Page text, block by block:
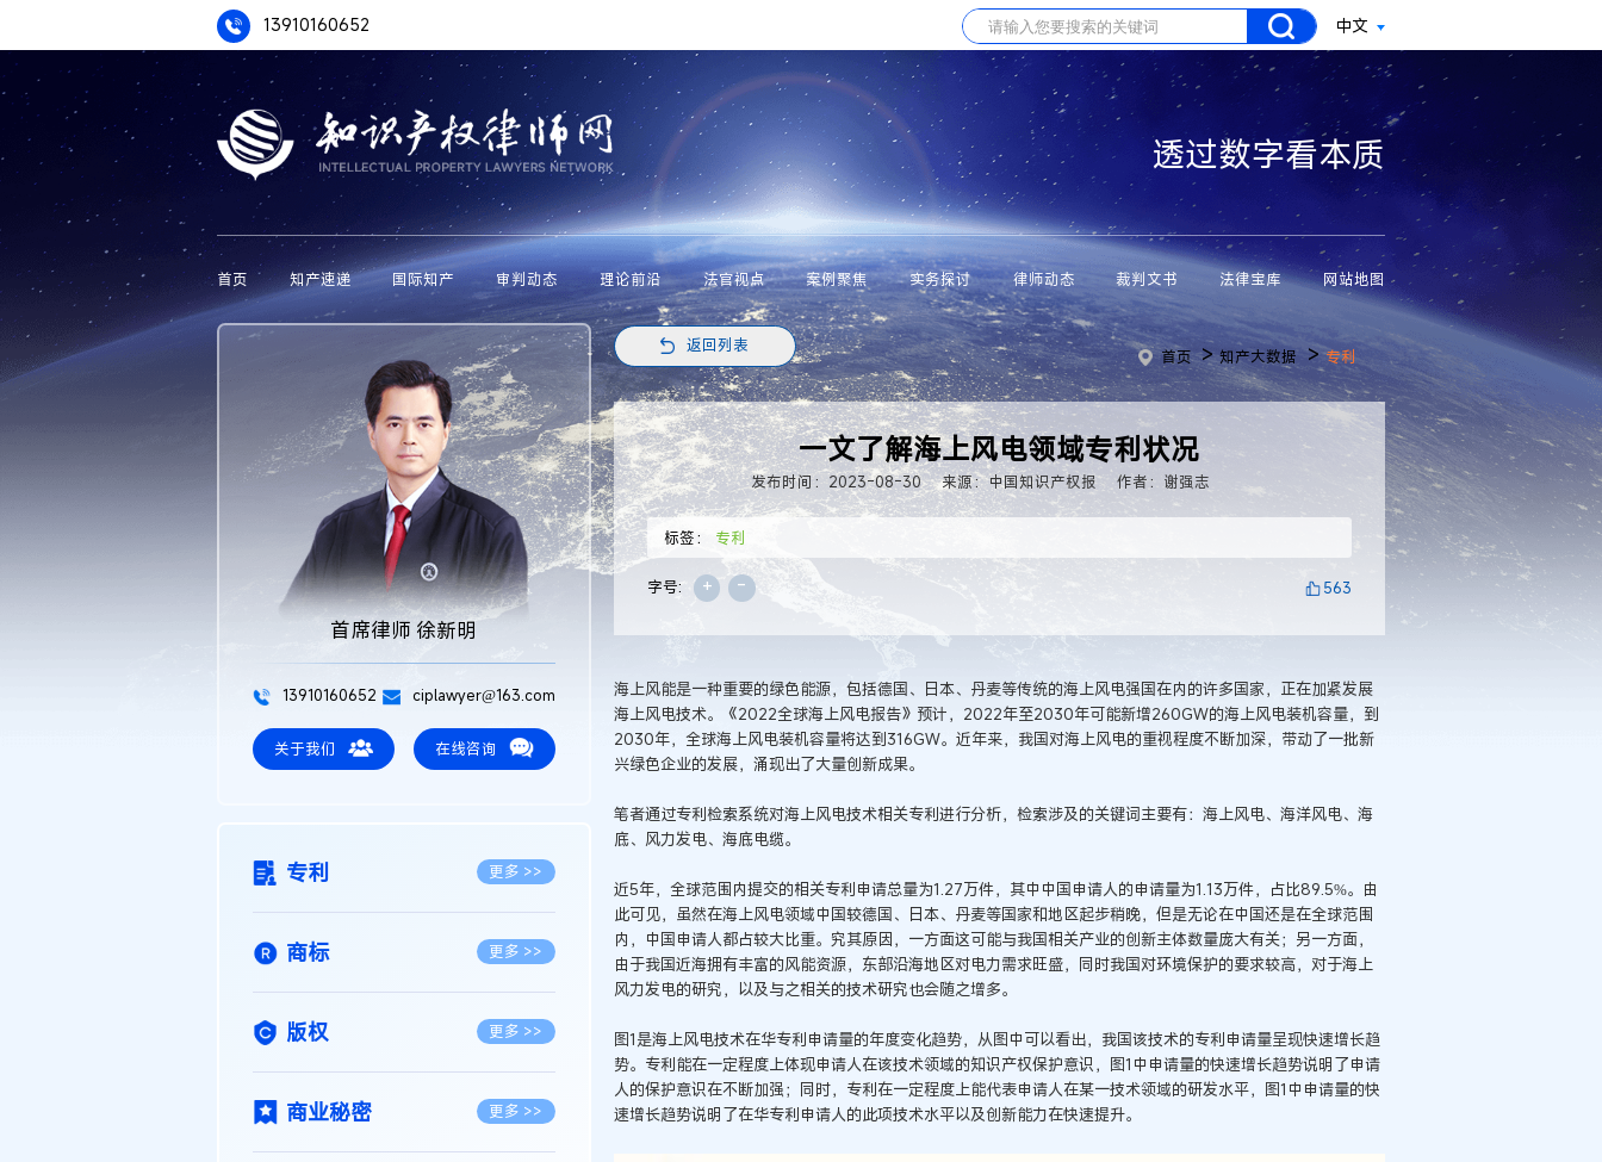
13910160652 中文
透过数字看本质
首页 知产速递 国际知产 审判动态 理论前沿 法官视点 案例聚焦 实务探讨 律师动态 裁判文书 法律宝库 网站地图
首席律师 徐新明
13910160652 ciplawyer@163.com
关于我们 在线咨询
专利 更多 >>
商标 更多 >>
版权 更多 >>
商业秘密 更多 >>
返回列表
首页 >知产大数据 >专利
一文了解海上风电领域专利状况
发布时间：2023-08-30 来源：中国知识产权报 作者：谢强志
标签： 专利
字号: + - 563
海上风能是一种重要的绿色能源，包括德国、日本、丹麦等传统的海上风电强国在内的许多国家，正在加紧发展
海上风电技术。《2022全球海上风电报告》预计，2022年至2030年可能新增260GW的海上风电装机容量，到
2030年，全球海上风电装机容量将达到316GW。近年来，我国对海上风电的重视程度不断加深，带动了一批新
兴绿色企业的发展，涌现出了大量创新成果。
笔者通过专利检索系统对海上风电技术相关专利进行分析，检索涉及的关键词主要有：海上风电、海洋风电、海
底、风力发电、海底电缆。
近5年，全球范围内提交的相关专利申请总量为1.27万件，其中中国申请人的申请量为1.13万件，占比89.5%。由
此可见，虽然在海上风电领域中国较德国、日本、丹麦等国家和地区起步稍晚，但是无论在中国还是在全球范围
内，中国申请人都占较大比重。究其原因，一方面这可能与我国相关产业的创新主体数量庞大有关；另一方面，
由于我国近海拥有丰富的风能资源，东部沿海地区对电力需求旺盛，同时我国对环境保护的要求较高，对于海上
风力发电的研究，以及与之相关的技术研究也会随之增多。
图1是海上风电技术在华专利申请量的年度变化趋势，从图中可以看出，我国该技术的专利申请量呈现快速增长趋
势。专利能在一定程度上体现申请人在该技术领域的知识产权保护意识，图1中申请量的快速增长趋势说明了申请
人的保护意识在不断加强；同时，专利在一定程度上能代表申请人在某一技术领域的研发水平，图1中申请量的快
速增长趋势说明了在华专利申请人的此项技术水平以及创新能力在快速提升。